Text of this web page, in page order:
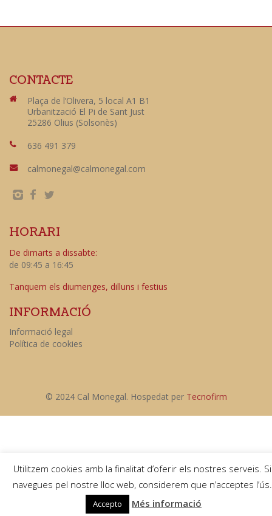
CONTACTE
Plaça de l’Olivera, 5 local A1 B1
Urbanització El Pi de Sant Just
25286 Olius (Solsonès)
636 491 379
calmonegal@calmonegal.com
HORARI
De dimarts a dissabte:
de 09:45 a 16:45
Tanquem els diumenges, dilluns i festius
INFORMACIÓ
Informació legal
Política de cookies
© 2024 Cal Monegal. Hospedat per Tecnofirm
Utilitzem cookies amb la finalitat d’oferir els nostres serveis. Si
navegues pel nostre lloc web, considerem que n’acceptes l’ús.
Accepto Més informació